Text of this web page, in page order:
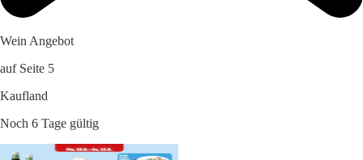
Wein Angebot
auf Seite 5
Kaufland
Noch 6 Tage gültig